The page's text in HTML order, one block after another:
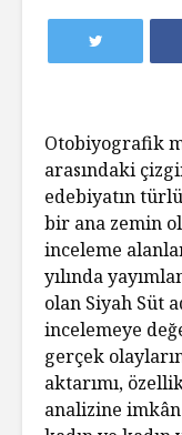
Otobiyografik
arasındaki
edebiyatın
bir ana zemin
inceleme
yılında
olan Siyah Süt
incelemeye
gerçek
aktarımı,
analizine